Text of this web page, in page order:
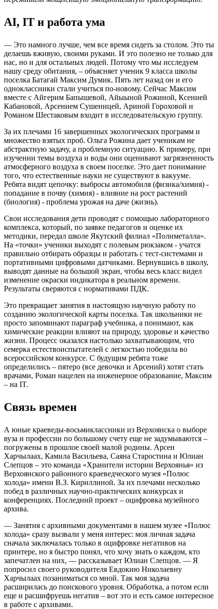
АI, IT и работа ума
— Это намного лучше, чем все время сидеть за столом. Это ты
делаешь вживую, своими руками. И это полезно не только для
нас, но и для остальных людей. Потому что мы исследуем
нашу среду обитания, – объясняет ученик 9 класса школы
поселка Батагай Максим Думик. Пять лет назад он и его
одноклассники стали учиться по-новому. Сейчас Максим
вместе с Айгерим Бапышевой, Айыыной Рожиной, Ксенией
Кабановой, Арсением Сушеницей, Ариной Гороховой и
Романом Шестаковым входит в исследовательскую группу.
За их плечами 16 завершенных экологических программ и
множество взятых проб. Ольга Рожина дает ученикам не
абстрактную задачу, а проблемную ситуацию. К примеру, при
изучении темы воздуха и воды они оценивают загрязненность
атмосферного воздуха в своем поселке. Это дает понимание
того, что естественные науки не существуют в вакууме.
Ребята видят цепочку: выбросы автомобиля (физика/химия) -
попадание в почву (химия) - влияние на рост растений
(биология) - проблема урожая на даче (жизнь).
Свои исследования дети проводят с помощью лабораторного
комплекса, который, по заявке педагогов и оценке их
методики, передал школе Якутский филиал «Полиметалла».
На «точки» ученики выходят с полевым рюкзаком - учатся
правильно отбирать образцы и работать с тест-системами и
портативными цифровыми датчиками. Вернувшись в школу,
выводят данные на большой экран, чтобы весь класс видел
изменение окраски индикатора в реальном времени.
Результаты сверяются с нормативами ПДК.
Это превращает занятия в настоящую научную работу по
созданию экологической карты поселка. Так школьники не
просто запоминают параграф учебника, а понимают, как
химические реакции влияют на природу, здоровье и качество
жизни. Процесс оказался настолько захватывающим, что
семерка естествоиспытателей с легкостью победила во
всероссийском конкурсе. С будущим ребята тоже
определились – пятеро (все девочки и Арсений) хотят стать
врачами, Роман нацелен на инженерное образование, Максим
– на IT.
Связь времен
А юные краеведы-восьмиклассники из Верхоянска о выборе
вуза и профессии по большому счету еще не задумываются –
погружены в прошлое своей малой родины. Арсен
Харчылаах, Камила Васильева, Саяна Старостина и Юлиан
Слепцов – это команда «Хранители истории Верхоянья» из
Верхоянского районного краеведческого музея «Полюс
холода» имени В.З. Кириллиной. За их плечами несколько
побед в различных научно-практических конкурсах и
конференциях. Последний проект – оцифровка музейного
архива.
— Занятия с архивными документами в нашем музее «Полюс
холода» сразу вызвали у меня интерес: моя личная задача
сначала заключалась только в оцифровке негативов на
принтере, но я быстро понял, что хочу знать о каждом, кто
запечатлен на них, — рассказывает Юлиан Слепцов. — Я
попросил своего руководителя Евдокию Николаевну
Харчылаах позаниматься со мной. Так моя задача
расширилась до поискового уровня. Обработка, а потом если
еще и расшифруешь негатив – вот это и есть самое интересное
в работе с архивами.